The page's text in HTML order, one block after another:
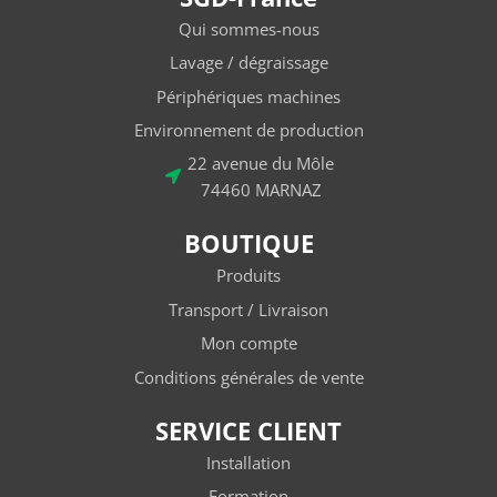
Qui sommes-nous
Lavage / dégraissage
Périphériques machines
Environnement de production
22 avenue du Môle
74460 MARNAZ
BOUTIQUE
Produits
Transport / Livraison
Mon compte
Conditions générales de vente
SERVICE CLIENT
Installation